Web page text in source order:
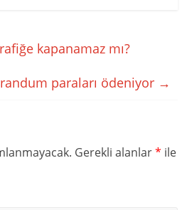
kapanamaz mı?
paraları ödeniyor →
Gerekli alanlar* ile